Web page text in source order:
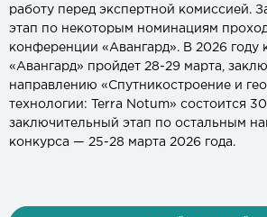
работу перед экспертной комиссией.
этап по некоторым номинациям
конференции «Авангард». В 2026 году
«Авангард» пройдет 28-29 марта,
направлению «Спутникостроение и
технологии: Terra Notum» состоится
заключительный этап по остальным
конкурса — 25-28 марта 2026 года.